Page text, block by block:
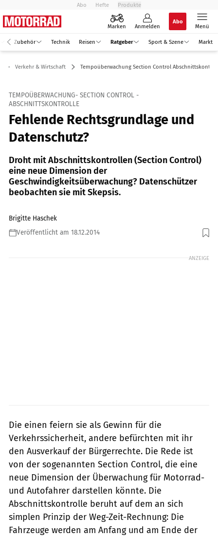
Abo Hefte Produkte
Marken Anmelden
Abo
Menü
Zubehör Technik Reisen Ratgeber Sport & Szene Markt
Verkehr & Wirtschaft Tempoüberwachung Section Control
TEMPOÜBERWACHUNG- SECTION CONTROL -
ABSCHNITTSKONTROLLE
Fehlende Rechtsgrundlage und
Datenschutz?
Droht mit Abschnittskontrollen (Section Control)
eine neue Dimension der
Geschwindigkeitsüberwachung? Datenschützer
beobachten sie mit Skepsis.
Brigitte Haschek
Veröffentlicht am 18.12.2014
Foto: Fotolia
ANZEIGE
Die einen feiern sie als Gewinn für die
Verkehrssicherheit, andere befürchten mit ihr
den Ausverkauf der Bürgerrechte. Die Rede ist
von der sogenannten Section Control, die eine
neue Dimension der Überwachung für Motorrad-
und Autofahrer darstellen könnte. Die
Abschnittskontrolle beruht auf dem an sich
simplen Prinzip der Weg-Zeit-Rechnung: Die
Fahrzeuge werden am Anfang und am Ende der